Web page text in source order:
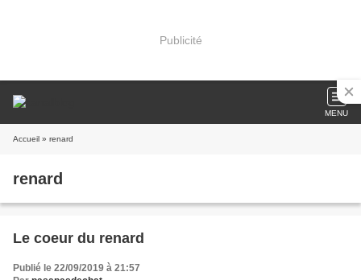
Publicité
MENU
Accueil » renard
renard
Le coeur du renard
Publié le 22/09/2019 à 21:57